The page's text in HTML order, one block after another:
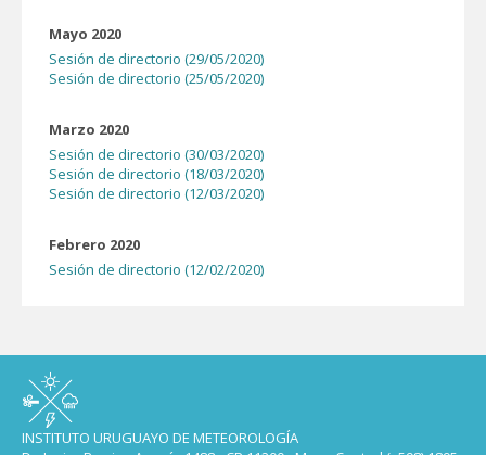
Mayo 2020
Sesión de directorio (29/05/2020)
Sesión de directorio (25/05/2020)
Marzo 2020
Sesión de directorio (30/03/2020)
Sesión de directorio (18/03/2020)
Sesión de directorio (12/03/2020)
Febrero 2020
Sesión de directorio (12/02/2020)
INSTITUTO URUGUAYO DE METEOROLOGÍA